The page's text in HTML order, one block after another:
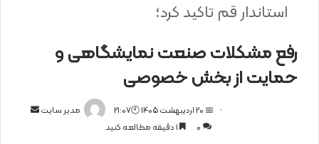
رفع مشکلات صنعت نمایشگاهی و
حمایت از بخش خصوصی
استاندار قم تاکید کرد؛
مدیر سایت
📅 20 اردیبهشت 1405 🕙21:07
0